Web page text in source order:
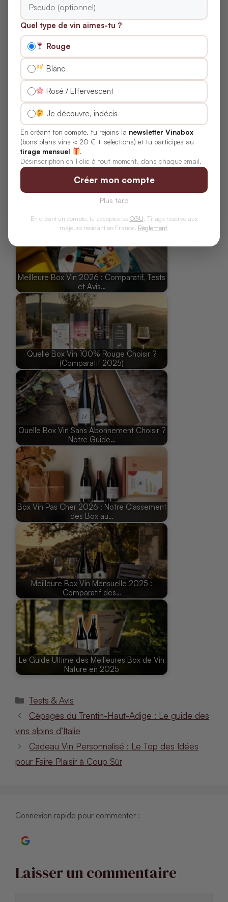
Jérémy Degryse
Grenoblois de 31 ans, passionné de vin depuis que je
suis en âge d’en boire (et même un peu avant
j’adore chiner des pépites en ligne, déguster un bon
Bourgogne dans un verre Lehmann, et partager mes
univers !
Publications similaires:
Meilleure Box Vin 2026 : Comparatif, Tests
et Avis…
Quelle Box Vin 100% Rouge Choisir ?
(Comparatif 2025)
Quelle Box Vin Sans Abonnement Choisir ?
Notre Guide…
Box Vin Pas Cher 2026 : Notre Classement
des Box au…
Meilleure Box Vin Mensuelle 2025 :
Comparatif des…
Le Guide Ultime des Meilleures Box de Vin
Nature en 2025
Catégories
Tests & Avis
Cépages du Trentin-Haut-Adige : Le guide des
vins alpins d’Italie
Cadeau Vin Personnalisé : Le Top des Idées
pour Faire Plaisir à Coup Sûr
Connexion rapide pour commenter :
Laisser un commentaire
Quel type de vin aimes-tu ?
Rouge
Blanc
Rosé / Effervescent
Je découvre, indécis
En créant ton compte, tu rejoins la newsletter Vinabox
(bons plans vins < 20 € + sélections) et tu participes au
tirage mensuel
.
Désinscription en 1 clic à tout moment, dans chaque email.
Créer mon compte
Plus tard
En créant un compte, tu acceptes lesCGU. Tirage réservé aux
majeurs résidant en France. Règlement.